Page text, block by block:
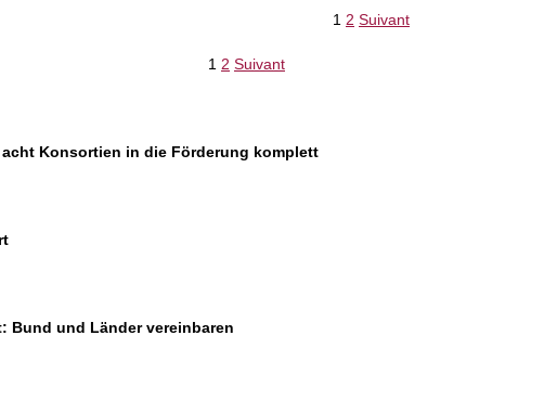
1 2 Suivant
1 2 Suivant
Konsortien in die Förderung komplett
Bund und Länder vereinbaren